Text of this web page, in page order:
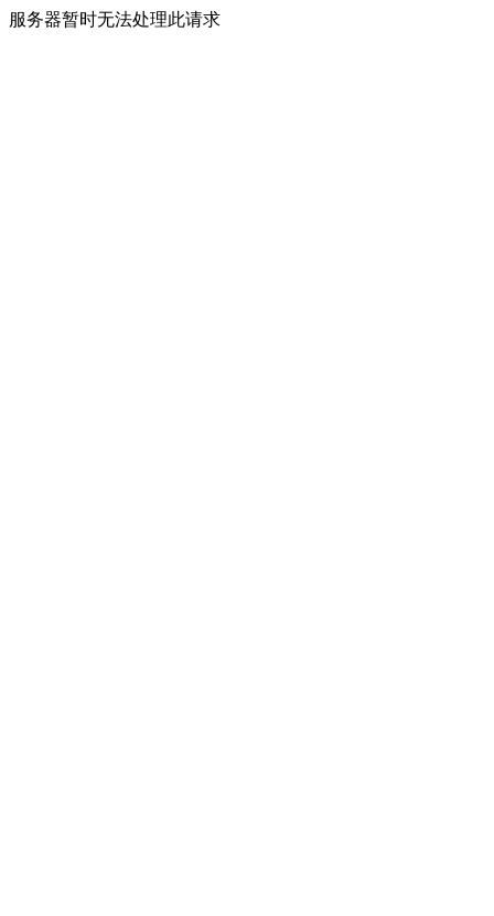
服务器暂时无法处理此请求